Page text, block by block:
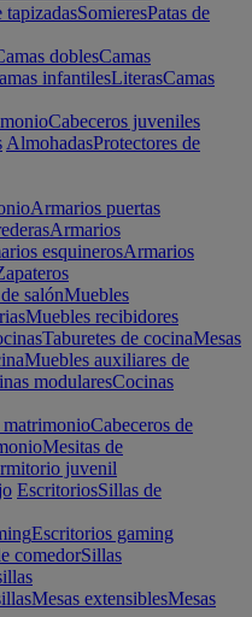
tapizadasSomieresPatas de
doblesCamas
infantilesLiterasCamas
Cabeceros juveniles
AlmohadasProtectores de
Armarios puertas
Armarios
esquinerosArmarios
salónMuebles
Muebles recibidores
Taburetes de cocinaMesas
Muebles auxiliares de
modularesCocinas
matrimonioCabeceros de
Mesitas de
juvenil
EscritoriosSillas de
Escritorios gaming
comedorSillas
Mesas extensiblesMesas